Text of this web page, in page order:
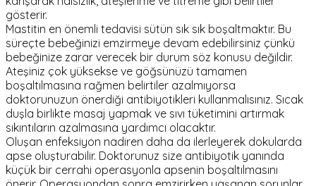
gösterir.
Mastitin en önemli tedavisi sütün sık sık boşaltmaktır. Bu
süreçte bebeğinizi emzirmeye devam edebilirsiniz çünkü
bebeğinize zarar verecek bir durum söz konusu değildir.
Ateşiniz çok yüksekse ve göğsünüzü tamamen
boşaltılmasına rağmen belirtiler azalmıyorsa
doktorunuzun önerdiği antibiyotikleri kullanmalısınız. Sıcak
duşla birlikte masaj yapmak ve sıvı tüketimini artırmak
sıkıntıların azalmasına yardımcı olacaktır.
Oluşan enfeksiyon nadiren daha da ilerleyerek dokularda
apse oluşturabilir. Doktorunuz size antibiyotik yanında
küçük bir cerrahi operasyonla apsenin boşaltılmasını